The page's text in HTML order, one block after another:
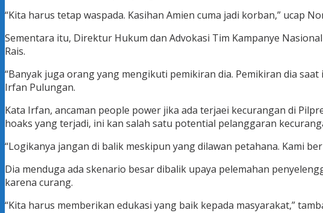
“Kita harus tetap waspada. Kasihan Amien cuma jadi korban,” ucap
Sementara itu, Direktur Hukum dan Advokasi Tim Kampanye
Rais.
“Banyak juga orang yang mengikuti pemikiran dia. Pemikiran dia
Irfan Pulungan.
Kata Irfan, ancaman people power jika ada terjaei kecurangan di
hoaks yang terjadi, ini kan salah satu potential pelanggaran
“Logikanya jangan di balik meskipun yang dilawan petahana. Kami
Dia menduga ada skenario besar dibalik upaya pelemahan
karena curang.
“Kita harus memberikan edukasi yang baik kepada masyarakat,”